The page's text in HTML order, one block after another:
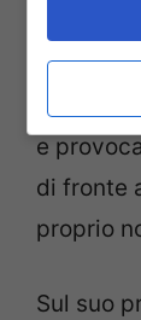
che si
gli scatti
e
di fronte
proprio
Sul suo